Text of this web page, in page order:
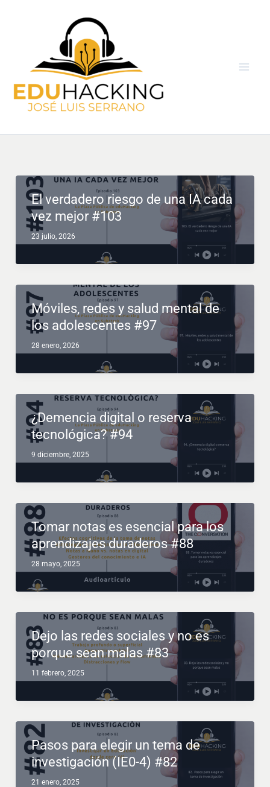
El verdadero riesgo de una IA cada
vez mejor #103
23 julio, 2026
Móviles, redes y salud mental de
los adolescentes #97
28 enero, 2026
¿Demencia digital o reserva
tecnológica? #94
9 diciembre, 2025
Tomar notas es esencial para los
aprendizajes duraderos #88
28 mayo, 2025
Dejo las redes sociales y no es
porque sean malas #83
11 febrero, 2025
Pasos para elegir un tema de
investigación (IE0-4) #82
21 enero, 2025